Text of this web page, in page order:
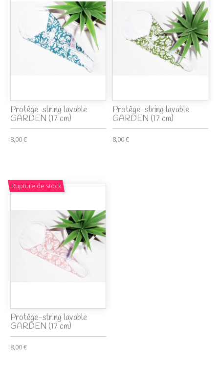
Protège-string lavable
GARDEN (17 cm)
8,00 €
Protège-string lavable
GARDEN (17 cm)
8,00 €
Rupture de stock
Protège-string lavable
GARDEN (17 cm)
8,00 €